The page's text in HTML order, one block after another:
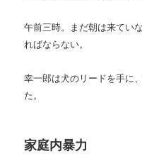
午前三時。まだ朝は来てい
ればならない。
幸一郎は犬のリードを手に
た。
家庭内暴力